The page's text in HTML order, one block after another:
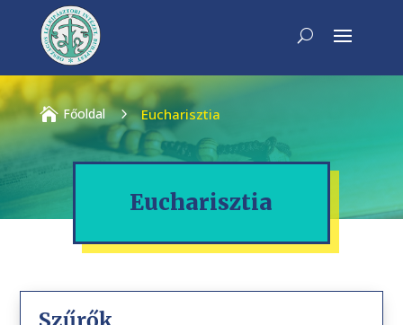
 Főoldal 5 Eucharisztia
Eucharisztia